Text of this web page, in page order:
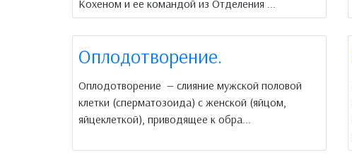
Кохеном и ее командой из Отделения ...
Оплодотворение.
Оплодотворение — слияние мужской половой
клетки (сперматозоида) с женской (яйцом,
яйцеклеткой), приводящее к обра...